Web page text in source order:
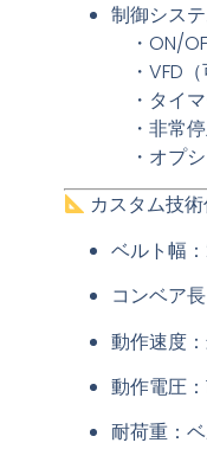
制御システ
・ON/
・VFD（
・タイ
・非常
・オプ
カスタム技
ベルト幅
コンベア
動作速度
動作電圧
耐荷重：